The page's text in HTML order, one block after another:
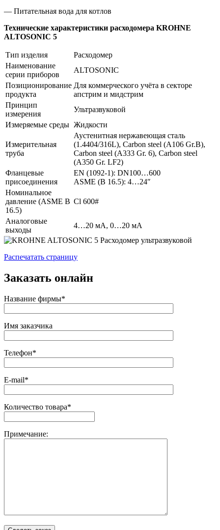
— Питательная вода для котлов
Технические характеристики расходомера KROHNE
ALTOSONIC 5
Тип изделия
Расходомер
Наименование
серии приборов
ALTOSONIC
Позиционирование
продукта
Для коммерческого учёта в секторе
апстрим и мидстрим
Принцип
измерения
Ультразвуковой
Измеряемые среды Жидкости
Измерительная
труба
Аустенитная нержавеющая сталь
(1.4404/316L), Carbon steel (A106 Gr.B),
Carbon steel (A333 Gr. 6), Carbon steel
(A350 Gr. LF2)
Фланцевые
присоединения
EN (1092-1): DN100…600
ASME (B 16.5): 4…24″
Номинальное
давление (ASME B
16.5)
Cl 600#
Аналоговые
выходы
4…20 мА, 0…20 мА
Распечатать страницу
Заказать онлайн
Название фирмы*
Имя заказчика
Телефон*
E-mail*
Количество товара*
Примечание: